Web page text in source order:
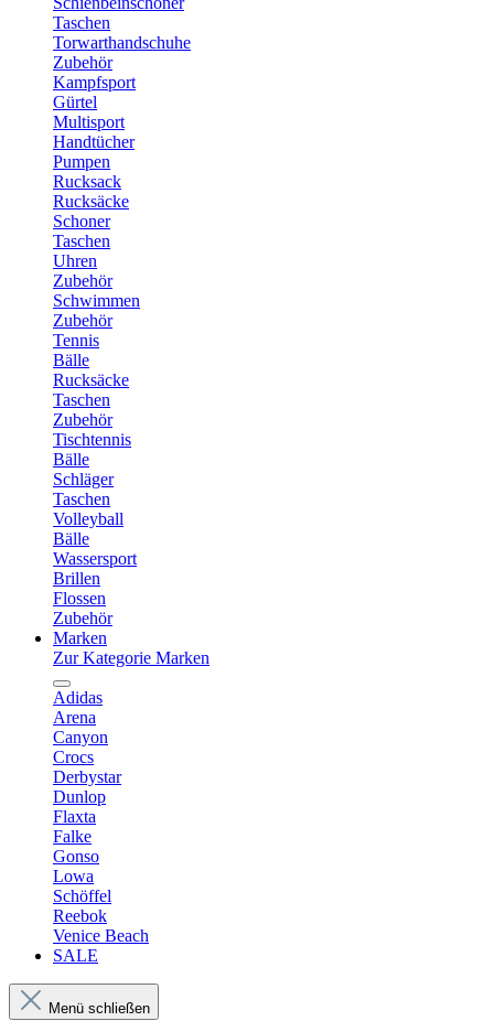
Taschen
Torwarthandschuhe
Zubehör
Kampfsport
Gürtel
Multisport
Handtücher
Pumpen
Rucksack
Rucksäcke
Schoner
Taschen
Uhren
Zubehör
Schwimmen
Zubehör
Tennis
Bälle
Rucksäcke
Taschen
Zubehör
Tischtennis
Bälle
Schläger
Taschen
Volleyball
Bälle
Wassersport
Brillen
Flossen
Zubehör
Marken
Zur Kategorie Marken
Adidas
Arena
Canyon
Crocs
Derbystar
Dunlop
Flaxta
Falke
Gonso
Lowa
Schöffel
Reebok
Venice Beach
SALE
Menü schließen